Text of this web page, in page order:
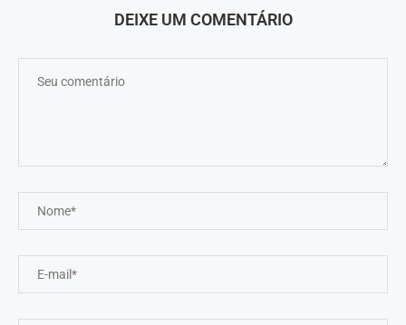
DEIXE UM COMENTÁRIO